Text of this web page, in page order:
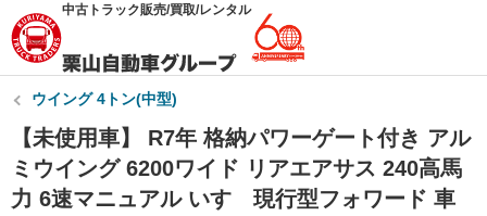
中古トラック販売/買取/レンタル
ウイング 4トン(中型)
【未使用車】 R7年 格納パワーゲート付き アル
ミウイング 6200ワイド リアエアサス 240高馬
力 6速マニュアル いすゞ現行型フォワード 車